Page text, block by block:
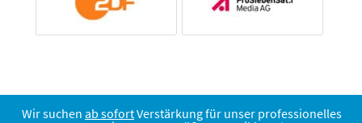
Wir suchen ab sofortVerstärkung für unser professionelles